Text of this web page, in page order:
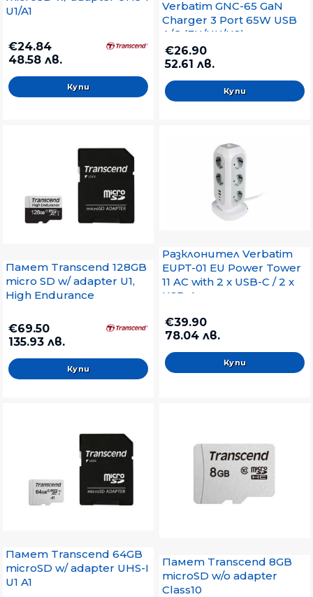
U1/A1
€24.84
48.58 лв.
Verbatim GNC-65 GaN
Charger 3 Port 65W USB
A/C (EU/UK/US)
€26.90
52.61 лв.
Памет Transcend 128GB
micro SD w/ adapter U1,
High Endurance
€69.50
135.93 лв.
Разклонител Verbatim
EUPT-01 EU Power Tower
11 AC with 2 x USB-C / 2 x
USB-A
€39.90
78.04 лв.
Памет Transcend 64GB
microSD w/ adapter UHS-I
U1 A1
Памет Transcend 8GB
microSD w/o adapter
Class10